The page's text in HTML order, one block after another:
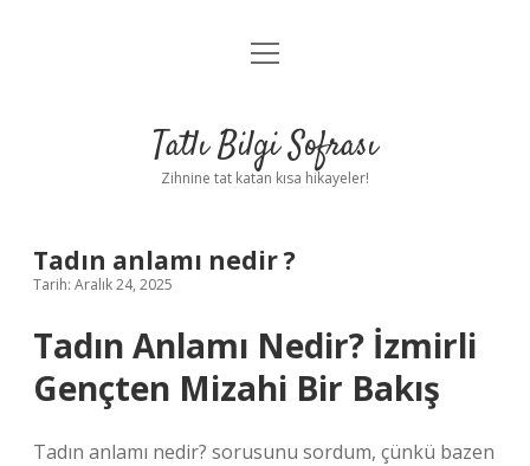
Anasayfa
Yasal Uyarı
menüyü
Tatlı Bilgi Sofrası
Zihnine tat katan kısa hikayeler!
Tadın anlamı nedir ?
Tarih: Aralık 24, 2025
Tadın Anlamı Nedir? İzmirli
Gençten Mizahi Bir Bakış
Tadın anlamı nedir? sorusunu sordum, çünkü bazen